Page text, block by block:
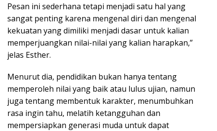
Pesan ini sederhana tetapi menjadi satu hal yang
sangat penting karena mengenal diri dan mengenal
kekuatan yang dimiliki menjadi dasar untuk kalian
memperjuangkan nilai-nilai yang kalian harapkan,”
jelas Esther.
Menurut dia, pendidikan bukan hanya tentang
memperoleh nilai yang baik atau lulus ujian, namun
juga tentang membentuk karakter, menumbuhkan
rasa ingin tahu, melatih ketangguhan dan
mempersiapkan generasi muda untuk dapat